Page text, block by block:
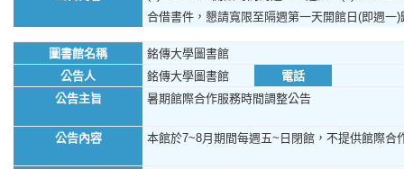
合借書件，懇請寬限至隔週第一天開館日(即週
圖書館名稱
銘傳大學圖書館
公告人
銘傳大學圖書館
電話
公告主旨
暑期館際合作服務時間調整公告
公告內容 本館於7~8月期間每週五~日閉館，不提供館際